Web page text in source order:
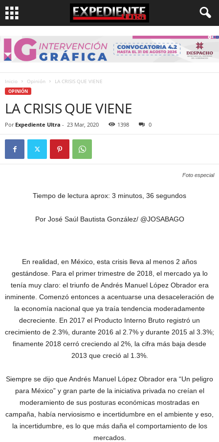
Inicio Opinión LA CRISIS QUE VIENE
OPINIÓN
LA CRISIS QUE VIENE
Por Expediente Ultra - 23 Mar, 2020 1398 0
Foto especial
Tiempo de lectura aprox: 3 minutos, 36 segundos
Por José Saúl Bautista González/ @JOSABAGO
En realidad, en México, esta crisis lleva al menos 2 años
gestándose. Para el primer trimestre de 2018, el mercado ya lo
tenía muy claro: el triunfo de Andrés Manuel López Obrador era
inminente. Comenzó entonces a acentuarse una desaceleración de
la economía nacional que ya traía tendencia moderadamente
decreciente. En 2017 el Producto Interno Bruto registró un
crecimiento de 2.3%, durante 2016 al 2.7% y durante 2015 al 3.3%;
finamente 2018 cerró creciendo al 2%, la cifra más baja desde
2013 que creció al 1.3%.
Siempre se dijo que Andrés Manuel López Obrador era “Un peligro
para México” y gran parte de la iniciativa privada no creían el
moderamiento de sus posturas económicas mostradas en
campaña, había nerviosismo e incertidumbre en el ambiente y eso,
la incertidumbre, es lo que más daña el comportamiento de los
mercados.